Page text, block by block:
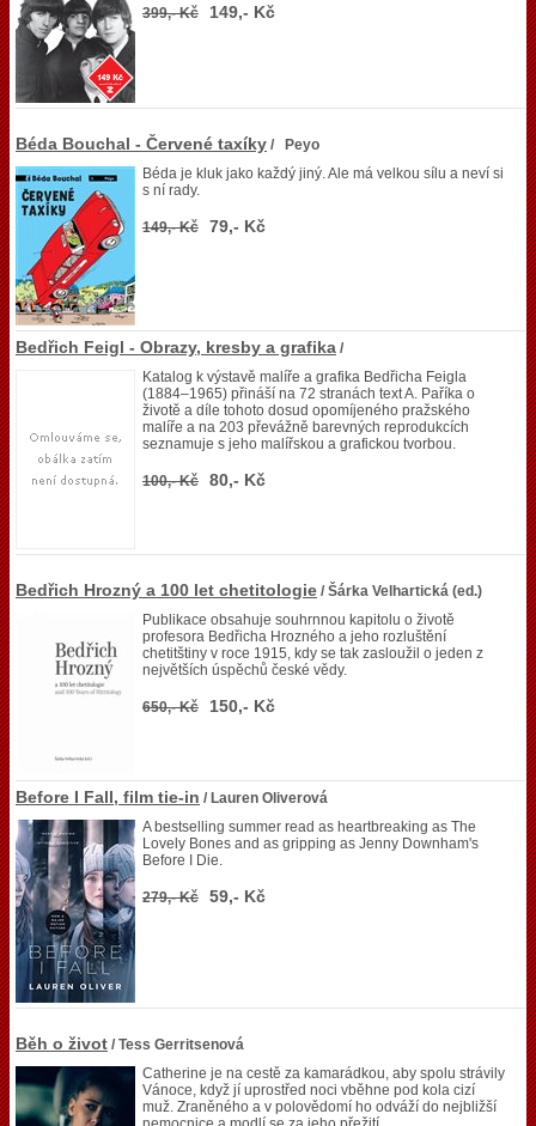
399,- Kč 149,- Kč
Béda Bouchal - Červené taxíky / Peyo
Béda je kluk jako každý jiný. Ale má velkou sílu a neví si
s ní rady.
149,- Kč 79,- Kč
Bedřich Feigl - Obrazy, kresby a grafika /
Katalog k výstavě malíře a grafika Bedřicha Feigla
(1884–1965) přináší na 72 stranách text A. Paříka o
životě a díle tohoto dosud opomíjeného pražského
malíře a na 203 převážně barevných reprodukcích
seznamuje s jeho malířskou a grafickou tvorbou.
100,- Kč 80,- Kč
Bedřich Hrozný a 100 let chetitologie / Šárka Velhartická (ed.)
Publikace obsahuje souhrnnou kapitolu o životě
profesora Bedřicha Hrozného a jeho rozluštění
chetitštiny v roce 1915, kdy se tak zasloužil o jeden z
největších úspěchů české vědy.
650,- Kč 150,- Kč
Before I Fall, film tie-in / Lauren Oliverová
A bestselling summer read as heartbreaking as The
Lovely Bones and as gripping as Jenny Downham's
Before I Die.
279,- Kč 59,- Kč
Běh o život / Tess Gerritsenová
Catherine je na cestě za kamarádkou, aby spolu strávily
Vánoce, když jí uprostřed noci vběhne pod kola cizí
muž. Zraněného a v polovědomí ho odváží do nejbližší